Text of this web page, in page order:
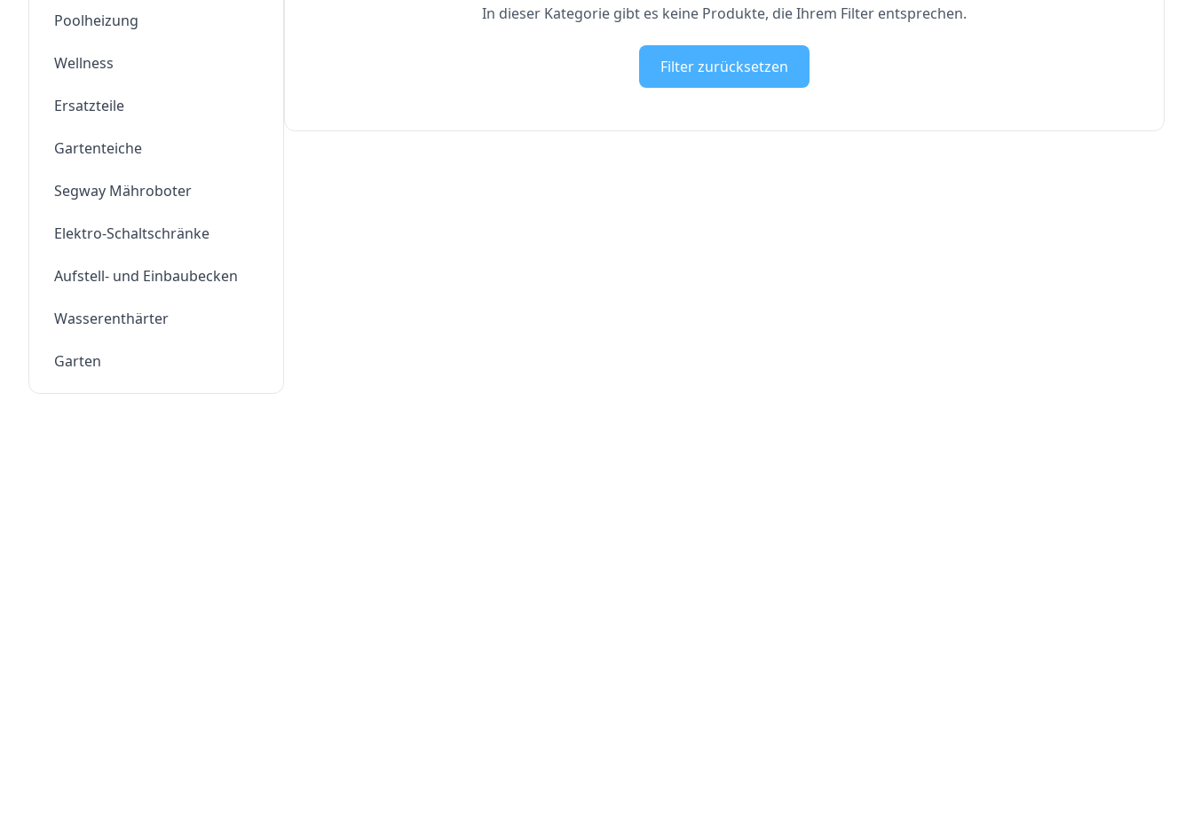
Poolheizung
Wellness
Ersatzteile
Gartenteiche
Segway Mähroboter
Elektro-Schaltschränke
Aufstell- und Einbaubecken
Wasserenthärter
Garten
In dieser Kategorie gibt es keine Produkte, die Ihrem Filter entsprechen.
Filter zurücksetzen